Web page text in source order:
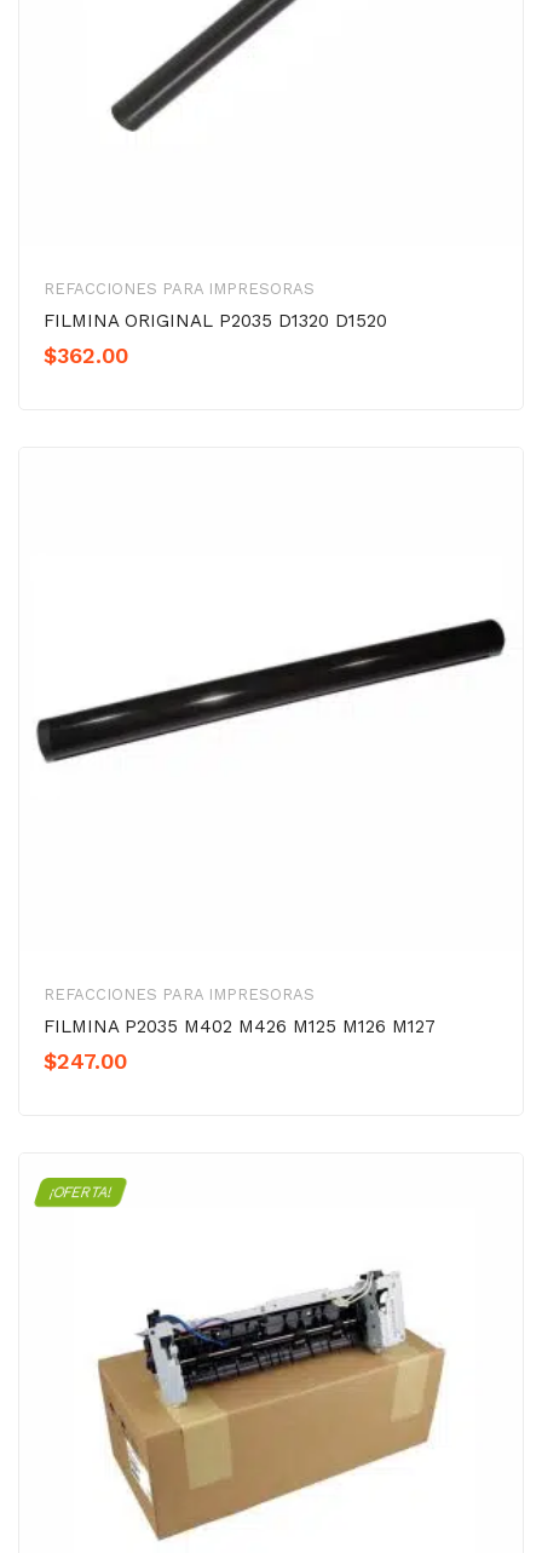
REFACCIONES PARA IMPRESORAS
FILMINA ORIGINAL P2035 D1320 D1520
$362.00
REFACCIONES PARA IMPRESORAS
FILMINA P2035 M402 M426 M125 M126 M127
$247.00
¡OFERTA!